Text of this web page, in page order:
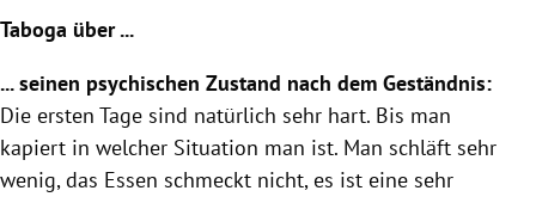
Taboga über ...
... seinen psychischen Zustand nach dem Geständnis:
Die ersten Tage sind natürlich sehr hart. Bis man
kapiert in welcher Situation man ist. Man schläft sehr
wenig, das Essen schmeckt nicht, es ist eine sehr